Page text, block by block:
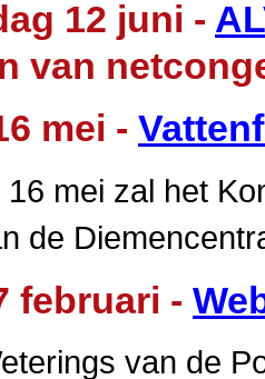
12 juni -
van
mei -
mei zal het
de
februari -
van de